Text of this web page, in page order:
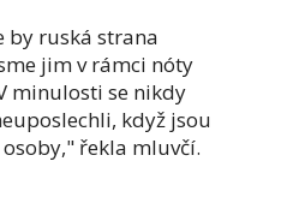
by ruská strana
jim v rámci nóty
minulosti se nikdy
když jsou
řekla mluvčí.